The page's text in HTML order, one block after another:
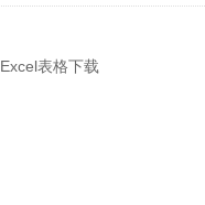
Excel表格下载